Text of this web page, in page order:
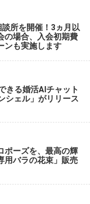
所を開催！3ヵ月以
の場合、入会初期費
も実施します
きる婚活AIチャット
シェル」がリリース
ポーズを、最高の輝
用バラの花束」販売